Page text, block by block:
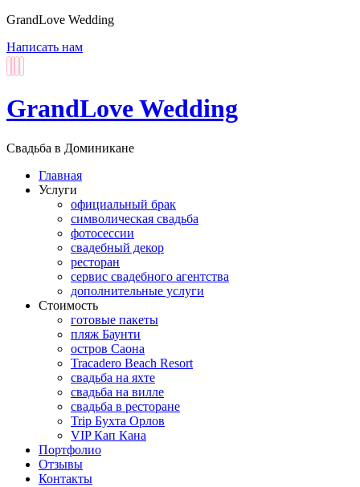
GrandLove Wedding
Написать нам
GrandLove Wedding
Свадьба в Доминикане
Главная
Услуги
официальный брак
символическая свадьба
фотосессии
свадебный декор
ресторан
сервис свадебного агентства
дополнительные услуги
Стоимость
готовые пакеты
пляж Баунти
остров Саона
Tracadero Beach Resort
свадьба на яхте
свадьба на вилле
свадьба в ресторане
Trip Бухта Орлов
VIP Кап Кана
Портфолио
Отзывы
Контакты